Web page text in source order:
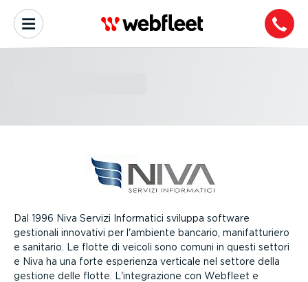
Dal 1996 Niva Servizi Informatici sviluppa software
gestionali innovativi per l'ambiente bancario, manifat­tu­riero
e sanitario. Le flotte di veicoli sono comuni in questi settori
e Niva ha una forte esperienza verticale nel settore della
gestione delle flotte. L'integra­zione con Webfleet e